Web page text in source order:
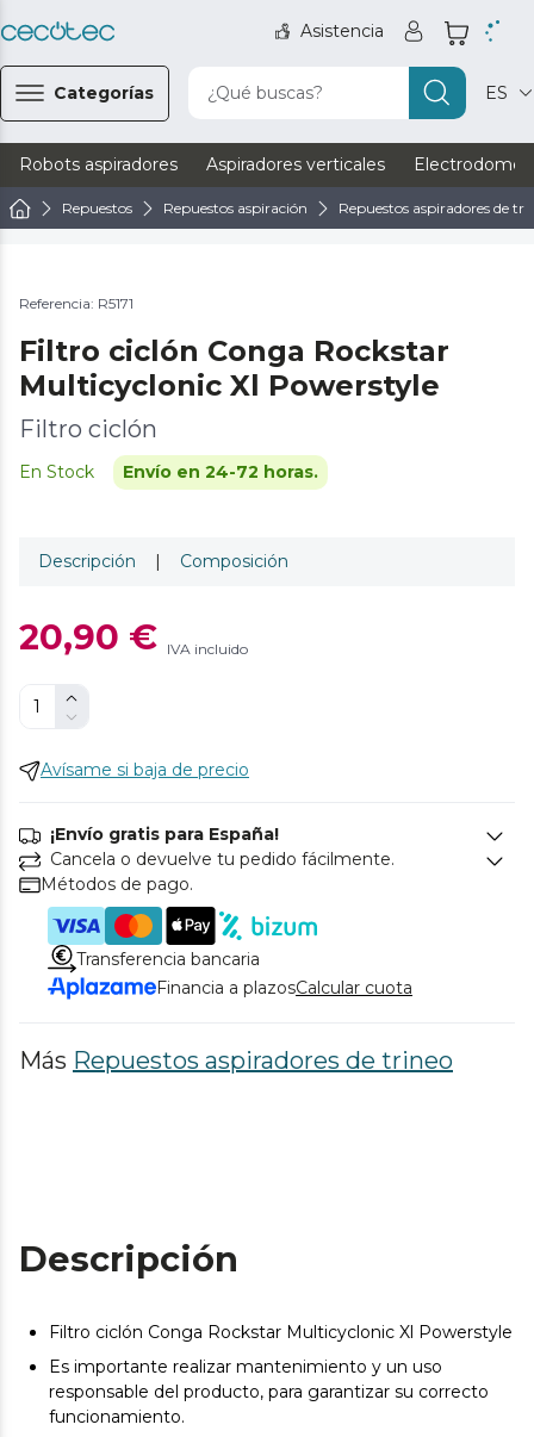
Asistencia
Categorías ¿Qué buscas? ES
Robots aspiradores Aspiradores verticales
Repuestos Repuestos aspiración Repuestos aspiradores de
Referencia: R5171
Filtro ciclón Conga Rockstar
Multicyclonic Xl Powerstyle
Filtro ciclón
En Stock Envío en 24-72 horas.
Descripción | Composición
20,90 € IVA incluido
Avísame si baja de precio
¡Envío gratis para España!
Cancela o devuelve tu pedido fácilmente.
Métodos de pago.
Transferencia bancaria
Financia a plazosCalcular cuota
Más Repuestos aspiradores de trineo
Descripción
Filtro ciclón Conga Rockstar Multicyclonic Xl Powerstyle
Es importante realizar mantenimiento y un uso
responsable del producto, para garantizar su correcto
funcionamiento.